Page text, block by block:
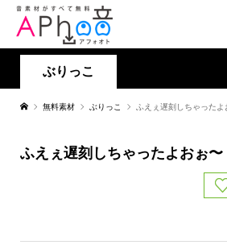
ぶりっこ
無料素材 ぶりっこ ふえぇ遅刻しちゃったよ
ふえぇ遅刻しちゃったよおぉ〜